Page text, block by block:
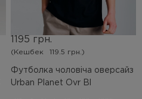
Футболка чоловіча оверсайз
Urban Planet Ovr Bl
1195 грн.
(Кешбек 119.5 грн.)